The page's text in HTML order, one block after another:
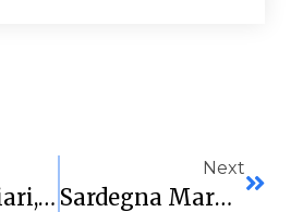
Virtus Cagliari, L’impresa Svanisce Sulla Sirena: Penz Firma La Beffa, Torino Vince 78-77
Next
Sardegna Marmi Virtus Cagliari: Riscatto E Carattere. Moncalieri Cade Al PalaRestivo 68-55.